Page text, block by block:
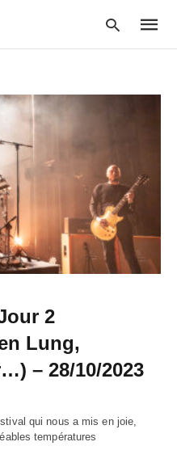
and
2
Lung,
– 28/10/2023
qui nous a mis en joie,
températures